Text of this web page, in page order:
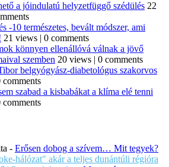
a jóindulatú helyzetfüggő szédülés 22
-10 természetes, bevált módszer, ami
21 views | 0 comments
könnyen ellenállóvá válnak a jövő
szemben 20 views | 0 comments
belgyógyász-diabetológus szakorvos
comments
szabad a kisbabákat a klíma elé tenni
comments
- Erősen dobog a szívem… Mit tegyek?
hálózat" akár a teljes dunántúli régióra